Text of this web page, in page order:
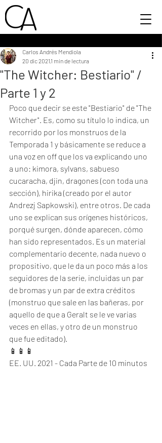
"The Witcher: Bestiario" /
Parte 1 y 2
Carlos Andrés Mendiola
20 dic 2021 1 min de lectura
Poco que decir se este "Bestiario" de "The
Witcher". Es, como su título lo indica, un
recorrido por los monstruos de la
Temporada 1 y básicamente se reduce a
una voz en off que los va explicando uno
a uno: kimora, sylvans, sabueso
cucaracha, djin, dragones (con toda una
sección), hirika (creado por el autor
Andrezj Sapkowski), entre otros. De cada
uno se explican sus orígenes históricos,
porqué surgen, dónde aparecen, cómo
han sido representados. Es un material
complementario decente, nada nuevo o
propositivo, que le da un poco más a los
seguidores de la serie, incluidas un par
de bromas y un par de extra créditos
(monstruo que sale en las bañeras, por
aquello de que a Geralt se le ve varias
veces en ellas, y otro de un monstruo
que fue editado).
📱📱📱
EE. UU. 2021 - Cada Parte de 10 minutos